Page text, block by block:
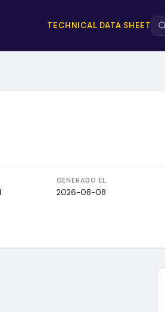
TECHNICAL DATA SHEET
GENERADO EL
2026-08-08